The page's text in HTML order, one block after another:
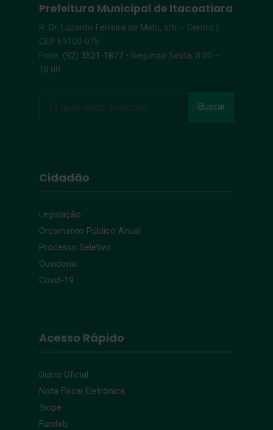
Prefeitura Municipal de Itacoatiara
R. Dr. Luzardo Ferreira de Melo, s/n – Centro |
CEP 69100-075
Fone: (92) 3521-1877 • Segunda-Sexta, 8:00 –
18:00
Buscar
Cidadão
Legislação
Orçamento Público Anual
Processo Seletivo
Ouvidoria
Covid-19
Acesso Rápido
Diário Oficial
Nota Fiscal Eletrônica
Siope
Fundeb